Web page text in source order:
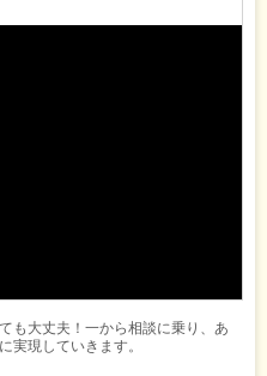
も大丈夫！一から相談に乗り、あ
実現していきます。